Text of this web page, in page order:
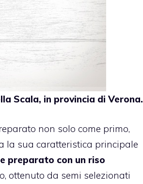
Scala, in provincia di Verona.
non solo come primo,
la sua caratteristica principale
preparato con un riso
ottenuto da semi selezionati